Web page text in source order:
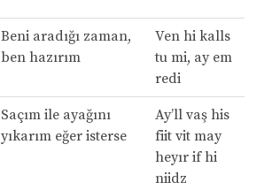
Beni aradığı zaman,
ben hazırım
Ven hi kalls
tu mi, ay em
redi
Saçım ile ayağını
yıkarım eğer isterse
Ay’ll vaş his
fiit vit may
heyır if hi
niidz